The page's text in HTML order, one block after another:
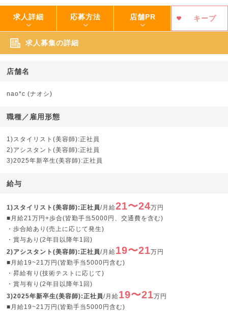
求人詳細 応募方法 店舗PR キープ
求人募集の詳細
店舗名
nao*c (ナオシ)
職種／雇用形態
1)スタイリスト(美容師):正社員
2)アシスタント(美容師):正社員
3)2025年新卒生(美容師):正社員
給与
1)スタイリスト(美容師):正社員/月給21〜24万円
■月給21万円+歩合(皆勤手当5000円、交通費を含む)
・歩合給あり(売上に応じて発生)
・賞与あり(2年目以降年1回)
2)アシスタント(美容師):正社員/月給19〜21万円
■月給19~21万円(皆勤手当5000円含む)
・昇給有り(技術テストに応じて)
・賞与有り(2年目以降年1回)
3)2025年新卒生(美容師):正社員/月給19〜21万円
■月給19~21万円(皆勤手当5000円含む)